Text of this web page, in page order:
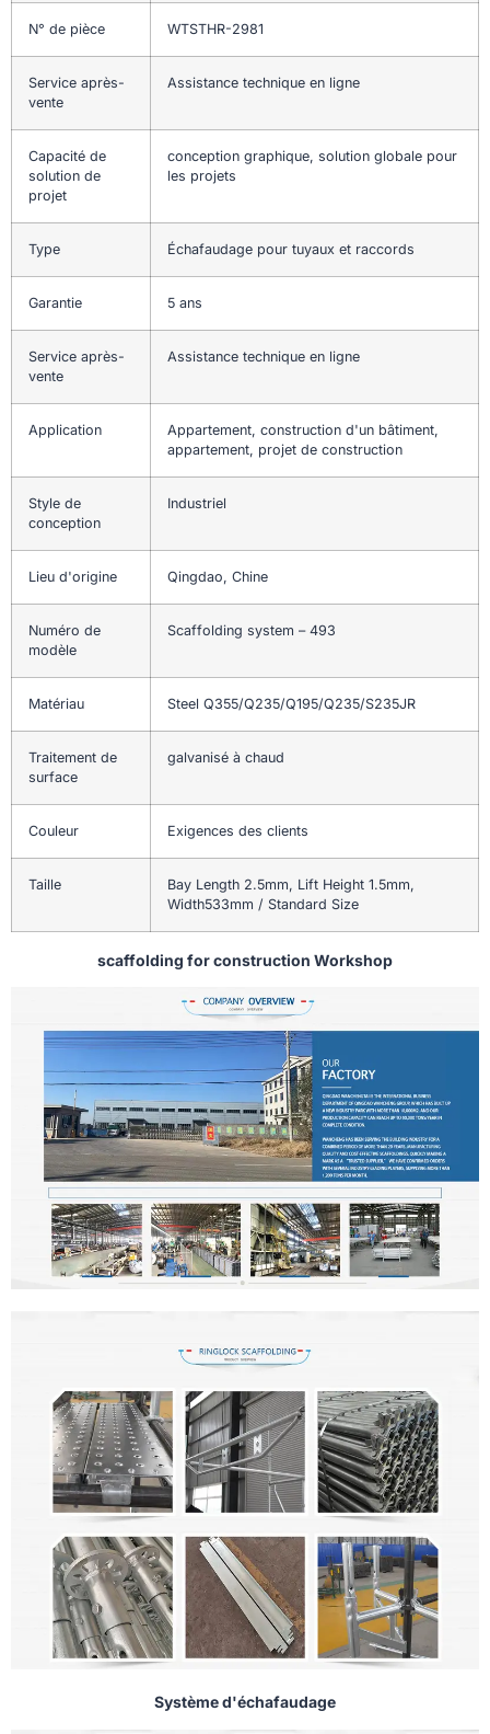
N° de pièce WTSTHR-2981
Service après-
vente
Assistance technique en ligne
Capacité de
solution de
projet
conception graphique, solution globale pour
les projets
Type Échafaudage pour tuyaux et raccords
Garantie 5 ans
Service après-
vente
Assistance technique en ligne
Application
Appartement, construction d'un bâtiment,
appartement, projet de construction
Style de
conception
Industriel
Lieu d'origine Qingdao, Chine
Numéro de
modèle
Scaffolding system – 493
Matériau Steel Q355/Q235/Q195/Q235/S235JR
Traitement de
surface
galvanisé à chaud
Couleur Exigences des clients
Taille
Bay Length 2.5mm, Lift Height 1.5mm,
Width533mm / Standard Size
scaffolding for construction Workshop
Système d'échafaudage